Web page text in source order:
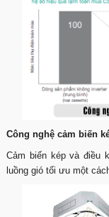
Công nghệ cảm biến
Cảm biến kép và điều
luồng gió tối ưu một